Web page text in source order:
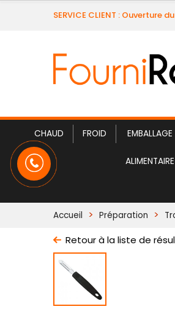
SERVICE CLIENT : Ouverture
CHAUD FROID EMBALLAGE
ALIMENTAIRE
Accueil Préparation
Retour à la liste de